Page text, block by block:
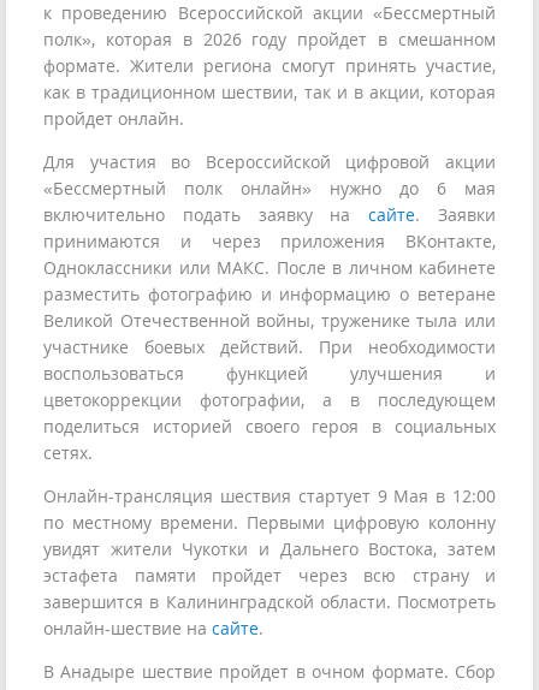
к проведению Всероссийской акции «Бессмертный
полк», которая в 2026 году пройдет в смешанном
формате. Жители региона смогут принять участие,
как в традиционном шествии, так и в акции, которая
пройдет онлайн.
Для участия во Всероссийской цифровой акции
«Бессмертный полк онлайн» нужно до 6 мая
включительно подать заявку насайте. Заявки
принимаются и через приложения ВКонтакте,
Одноклассники или МАКС. После в личном кабинете
разместить фотографию и информацию о ветеране
Великой Отечественной войны, труженике тыла или
участнике боевых действий. При необходимости
воспользоваться функцией улучшения и
цветокоррекции фотографии, а в последующем
поделиться историей своего героя в социальных
сетях.
Онлайн-трансляция шествия стартует 9 Мая в 12:00
по местному времени. Первыми цифровую колонну
увидят жители Чукотки и Дальнего Востока, затем
эстафета памяти пройдет через всю страну и
завершится в Калининградской области. Посмотреть
онлайн-шествие на сайте.
В Анадыре шествие пройдет в очном формате. Сбор